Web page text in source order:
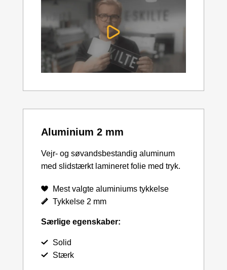
Aluminium 2 mm
Vejr- og søvandsbestandig aluminum
med slidstærkt lamineret folie med tryk.
Mest valgte aluminiums tykkelse
Tykkelse 2 mm
Særlige egenskaber:
Solid
Stærk